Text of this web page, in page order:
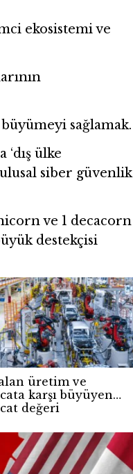
ekosistemi ve
sağlamak.
ülke
siber güvenlik
ve 1 decacorn
destekçisi
üretim ve
karşı büyüyen
değeri